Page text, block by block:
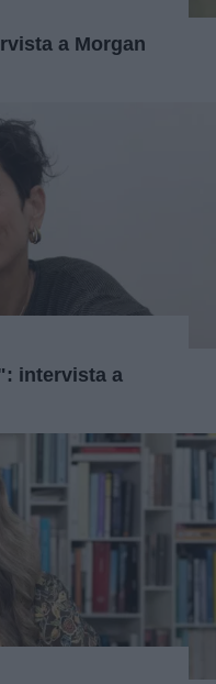
a Morgan
intervista a